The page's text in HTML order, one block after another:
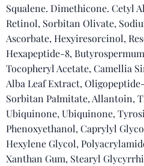
Squalene. Dimethicone. Cetyl
Retinol, Sorbitan Olivate,
Ascorbate, Hexyiresorcinol,
Hexapeptide-8,
Tocopheryl Acetate, Camellia
Alba Leaf Extract,
Sorbitan PaImitate, Allantoin,
Ubiquinone, Ubiquinone,
Phenoxyethanol, Caprylyl
Hexylene Glycol,
Xanthan Gum, Stearyl